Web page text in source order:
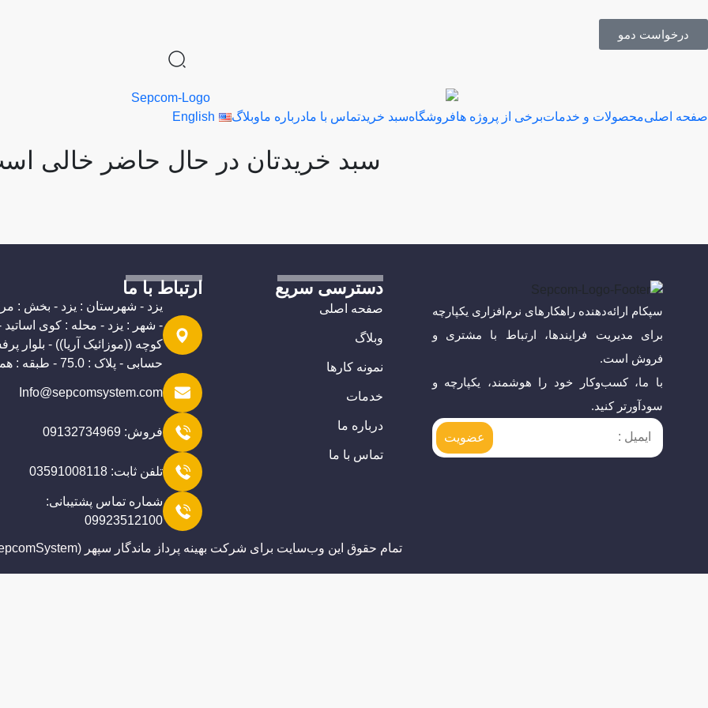
درخواست دمو
صفحه اصلیمحصولات و خدماتبرخی از پروژه هافروشگاهسبد خریدتماس با مادرباره ماوبلاگ English
سبد خریدتان در حال حاضر خالی
سپکام ارائه‌دهنده راهکارهای نرم‌افزاری یکپارچه
برای مدیریت فرایندها، ارتباط با مشتری و
فروش است.
با ما، کسب‌وکار خود را هوشمند، یکپارچه و
سودآورتر کنید.
دسترسی سریع
صفحه اصلی
وبلاگ
نمونه کارها
خدمات
درباره ما
تماس با ما
ارتباط با ما
یزد - شهرستان : یزد - بخش :
- شهر : یزد - محله : کوی اساتید
کوچه ((موزائیک آریا)) - بلوار
حسابی - پلاک : 75.0 - طبقه : همکف
Info@sepcomsystem.com
فروش: 09132734969
تلفن ثابت: 03591008118
شماره تماس پشتیبانی:
09923512100
تمام حقوق اين وب‌سايت برای شرکت بهینه پرداز ماندگار سپهر (SepcomSystem) است.